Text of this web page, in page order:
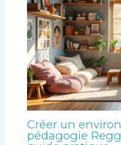
Créer un
pédagogie